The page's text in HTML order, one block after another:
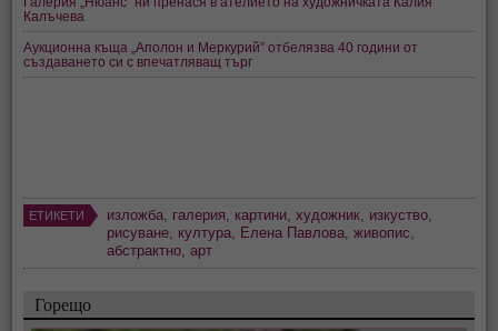
Калъчева
Аукционна къща „Аполон и Меркурий” отбелязва 40 години от
създаването си с впечатляващ търг
ЕТИКЕТИ изложба галерия картини ,художник изкуство
рисуване култура Елена Павлова ,живопис
абстрактно ,арт
Горещо